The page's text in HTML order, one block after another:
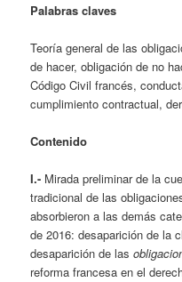
Palabras claves
Teoría general de las
de hacer, obligación de no
Código Civil francés,
cumplimiento contractual,
Contenido
I.- Mirada preliminar de la
tradicional de las
absorbieron a las demás
de 2016: desaparición de la
desaparición de las
reforma francesa en el